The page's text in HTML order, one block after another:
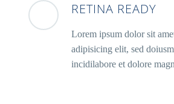
RETINA READY
Lorem ipsum dolor sit
adipisicing elit, sed
incidilabore et dolore